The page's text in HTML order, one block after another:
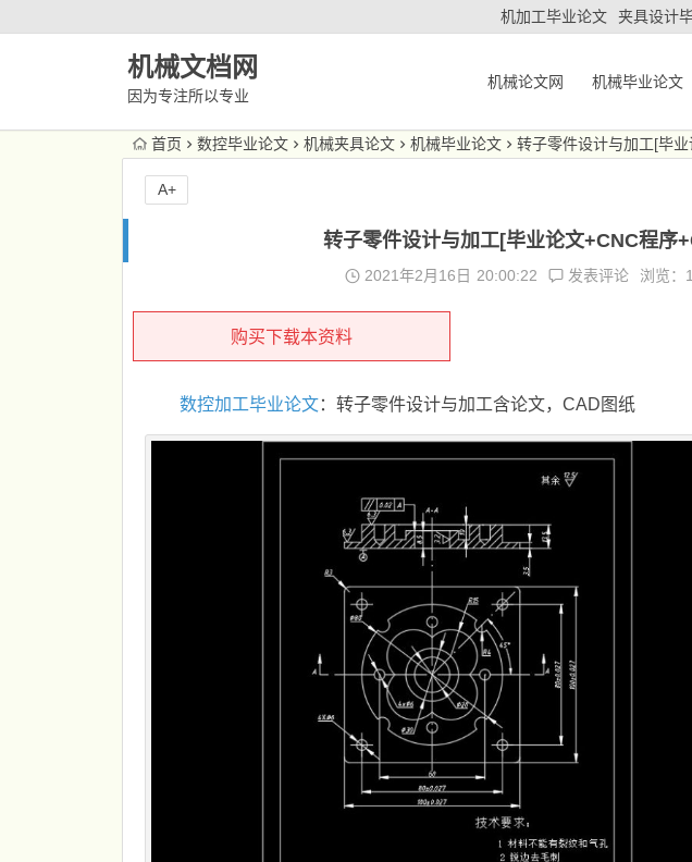
机加工毕业论文 夹具设计
机械文档网
因为专注所以专业
机械论文网 机械毕业论文
首页 数控毕业论文 机械夹具论文 机械毕业论文 转子零件设计与加工[毕
转子零件设计与加工[毕业论文+CNC程序
2021年2月16日 20:00:22 发表评论 浏览：
购买下载本资料
数控加工毕业论文：转子零件设计与加工含论文，CAD图纸
A+